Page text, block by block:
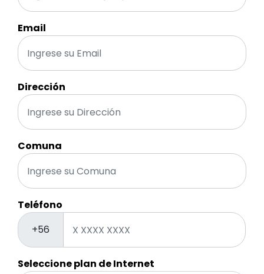
Email
Dirección
Comuna
Teléfono
+56
Seleccione plan de Internet